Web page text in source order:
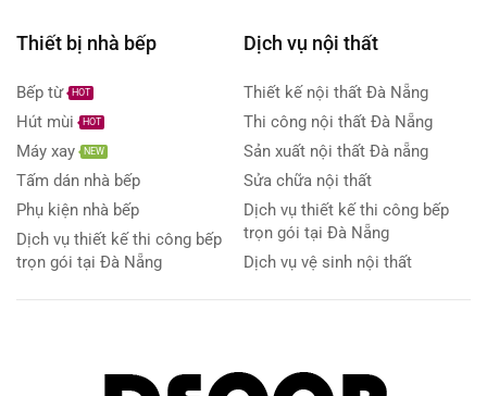
Thiết bị nhà bếp
Bếp từ HOT
Hút mùi HOT
Máy xay NEW
Tấm dán nhà bếp
Phụ kiện nhà bếp
Dịch vụ thiết kế thi công bếp
trọn gói tại Đà Nẵng
Dịch vụ nội thất
Thiết kế nội thất Đà Nẵng
Thi công nội thất Đà Nẵng
Sản xuất nội thất Đà nẵng
Sửa chữa nội thất
Dịch vụ thiết kế thi công bếp
trọn gói tại Đà Nẵng
Dịch vụ vệ sinh nội thất